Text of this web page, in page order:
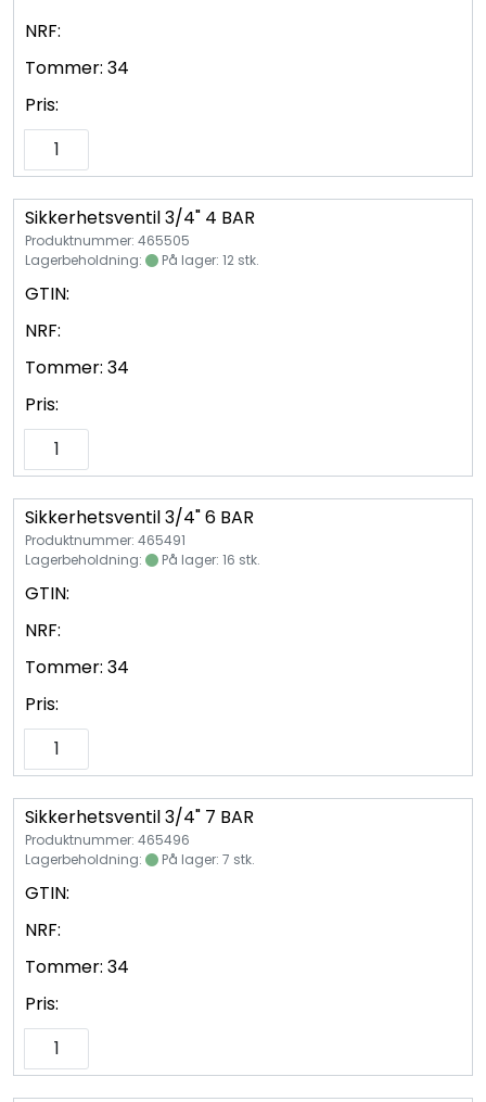
NRF:
Tommer: 34
Pris:
Sikkerhetsventil 3/4" 4 BAR
Produktnummer: 465505
Lagerbeholdning:
På lager: 12 stk.
GTIN:
NRF:
Tommer: 34
Pris:
Sikkerhetsventil 3/4" 6 BAR
Produktnummer: 465491
Lagerbeholdning:
På lager: 16 stk.
GTIN:
NRF:
Tommer: 34
Pris:
Sikkerhetsventil 3/4" 7 BAR
Produktnummer: 465496
Lagerbeholdning:
På lager: 7 stk.
GTIN:
NRF:
Tommer: 34
Pris: